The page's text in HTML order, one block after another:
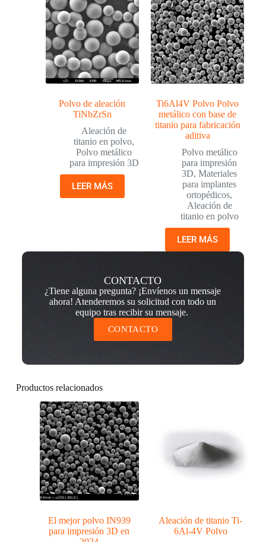
Polvo de aleación
TiNbZrSn
Aleación de
titanio en polvo,
Polvo metálico
para impresión 3D
LEER MÁS
Ti6Al4V Polvo Polvo
metálico con base de
titanio para fabricación
aditiva
Polvo metálico
para impresión
3D,Materiales
para implantes
ortopédicos,
Aleación de
titanio en polvo
LEER MÁS
CONTACTO
¿Tiene alguna pregunta? ¡Envíenos un mensaje
ahora! Atenderemos su solicitud con todo un
equipo tras recibir su mensaje.
CONTACTO
Productos relacionados
El mejor polvo IN939
para impresión 3D en
Aleación de titanio Ti-
6Al-4V Polvo